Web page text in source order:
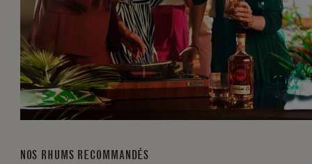
NOS RHUMS RECOMMANDÉS